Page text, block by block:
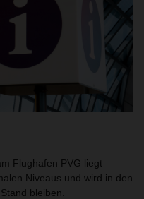
Flughafen PVG liegt
Niveaus und wird in den
bleiben.